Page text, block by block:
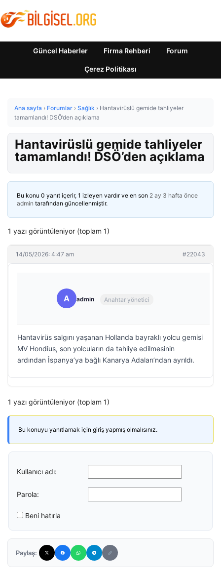
Güncel Haberler Firma Rehberi Forum
Çerez Politikası
Ana sayfa › Forumlar › Sağlık › Hantavirüslü gemide tahliyeler
tamamlandı! DSÖ’den açıklama
Hantavirüslü gemide tahliyeler
tamamlandı! DSÖ’den açıklama
Bu konu 0 yanıt içerir, 1 izleyen vardır ve en son 2 ay 3 hafta önce
admin tarafından güncellenmiştir.
1 yazı görüntüleniyor (toplam 1)
14/05/2026: 4:47 am #22043
A admin Anahtar yönetici
Hantavirüs salgını yaşanan Hollanda bayraklı yolcu gemisi
MV Hondius, son yolcuların da tahliye edilmesinin
ardından İspanya’ya bağlı Kanarya Adaları’ndan ayrıldı.
1 yazı görüntüleniyor (toplam 1)
Bu konuyu yanıtlamak için giriş yapmış olmalısınız.
Kullanıcı adı:
Parola:
Beni hatırla
Paylaş: